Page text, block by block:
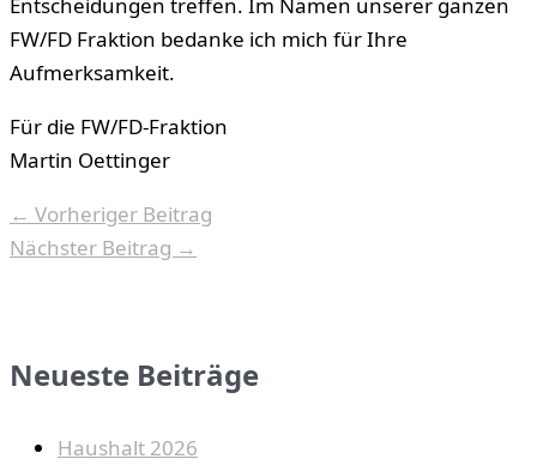
Entscheidungen treffen. Im Namen unserer ganzen
FW/FD Fraktion bedanke ich mich für Ihre
Aufmerksamkeit.
Für die FW/FD-Fraktion
Martin Oettinger
← Vorheriger Beitrag
Nächster Beitrag →
Neueste Beiträge
Haushalt 2026